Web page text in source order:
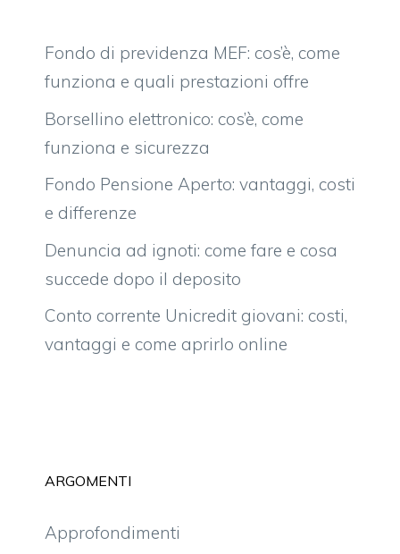
Fondo di previdenza MEF: cos’è, come
funziona e quali prestazioni offre
Borsellino elettronico: cos’è, come
funziona e sicurezza
Fondo Pensione Aperto: vantaggi, costi
e differenze
Denuncia ad ignoti: come fare e cosa
succede dopo il deposito
Conto corrente Unicredit giovani: costi,
vantaggi e come aprirlo online
ARGOMENTI
Approfondimenti